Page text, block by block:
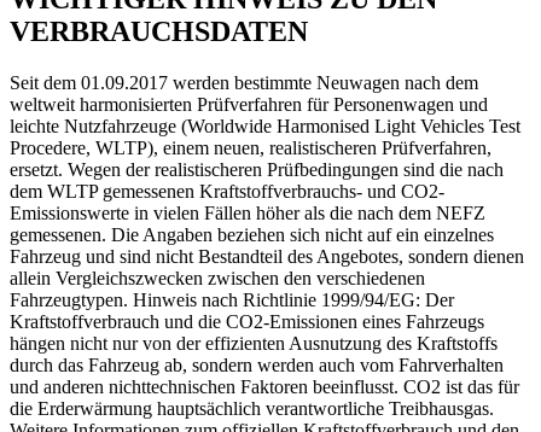
VERBRAUCHSDATEN
Seit dem 01.09.2017 werden bestimmte Neuwagen nach dem
weltweit harmonisierten Prüfverfahren für Personenwagen und
leichte Nutzfahrzeuge (Worldwide Harmonised Light Vehicles Test
Procedere, WLTP), einem neuen, realistischeren Prüfverfahren,
ersetzt. Wegen der realistischeren Prüfbedingungen sind die nach
dem WLTP gemessenen Kraftstoffverbrauchs- und CO2-
Emissionswerte in vielen Fällen höher als die nach dem NEFZ
gemessenen. Die Angaben beziehen sich nicht auf ein einzelnes
Fahrzeug und sind nicht Bestandteil des Angebotes, sondern dienen
allein Vergleichszwecken zwischen den verschiedenen
Fahrzeugtypen. Hinweis nach Richtlinie 1999/94/EG: Der
Kraftstoffverbrauch und die CO2-Emissionen eines Fahrzeugs
hängen nicht nur von der effizienten Ausnutzung des Kraftstoffs
durch das Fahrzeug ab, sondern werden auch vom Fahrverhalten
und anderen nichttechnischen Faktoren beeinflusst. CO2 ist das für
die Erderwärmung hauptsächlich verantwortliche Treibhausgas.